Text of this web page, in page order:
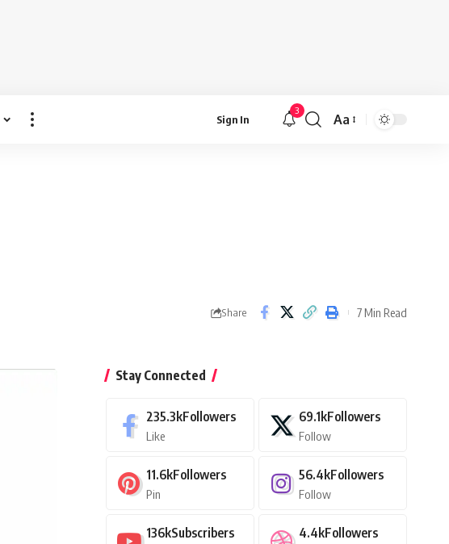
Sign In
3
Font
Aa
Share 7 Min Read
Stay Connected
235.3kFollowers
Like
69.1kFollowers
Follow
11.6kFollowers
Pin
56.4kFollowers
Follow
136kSubscribers 4.4kFollowers